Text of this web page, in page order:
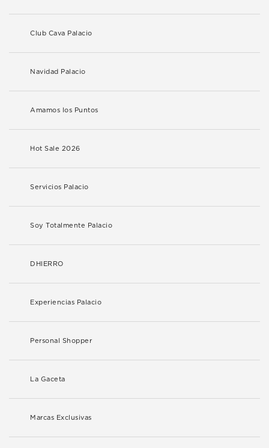
Club Cava Palacio
Navidad Palacio
Amamos los Puntos
Hot Sale 2026
Servicios Palacio
Soy Totalmente Palacio
DHIERRO
Experiencias Palacio
Personal Shopper
La Gaceta
Marcas Exclusivas